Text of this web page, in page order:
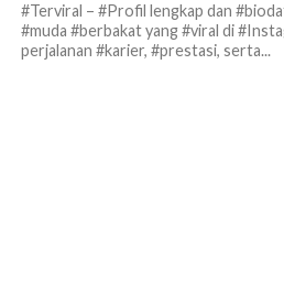
#Terviral – #Profil lengkap dan
#muda #berbakat yang #viral di
perjalanan #karier, #prestasi, serta...